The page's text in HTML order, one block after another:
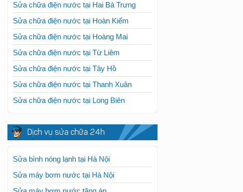
Sửa chữa điện nước tại Hai Bà Trưng
Sửa chữa điện nước tại Hoàn Kiếm
Sửa chữa điện nước tại Hoàng Mai
Sửa chữa điện nước tại Từ Liêm
Sửa chữa điện nước tại Tây Hồ
Sửa chữa điện nước tại Thanh Xuân
Sửa chữa điện nước tại Long Biên
Dịch vụ sửa chữa 24h
Sửa bình nóng lạnh tại Hà Nội
Sửa máy bơm nước tại Hà Nội